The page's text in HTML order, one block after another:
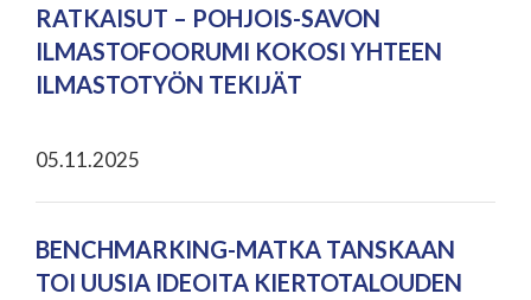
RATKAISUT – POHJOIS-SAVON
ILMASTOFOORUMI KOKOSI YHTEEN
ILMASTOTYÖN TEKIJÄT
05.11.2025
BENCHMARKING-MATKA TANSKAAN
TOI UUSIA IDEOITA KIERTOTALOUDEN